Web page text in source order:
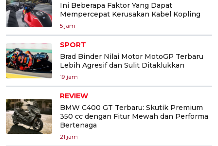
Ini Beberapa Faktor Yang Dapat
Mempercepat Kerusakan Kabel Kopling
5 jam
SPORT
Brad Binder Nilai Motor MotoGP Terbaru
Lebih Agresif dan Sulit Ditaklukkan
19 jam
REVIEW
BMW C400 GT Terbaru: Skutik Premium
350 cc dengan Fitur Mewah dan Performa
Bertenaga
21 jam